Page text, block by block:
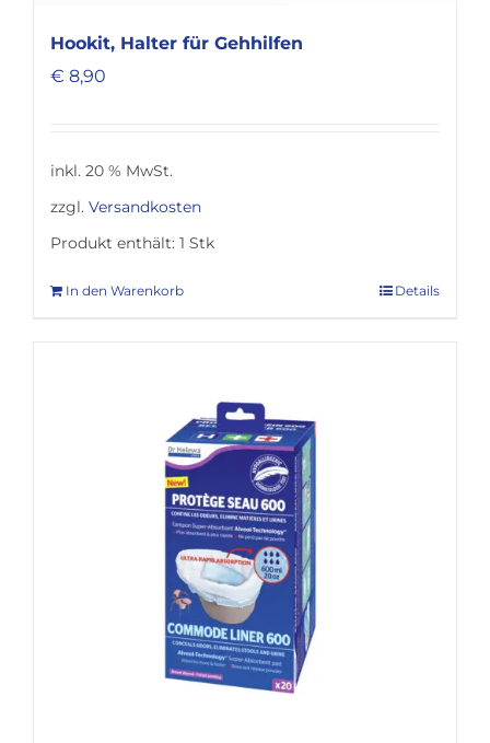
Hookit, Halter für Gehhilfen
€ 8,90
inkl. 20 % MwSt.
zzgl. Versandkosten
Produkt enthält: 1 Stk
In den Warenkorb Details